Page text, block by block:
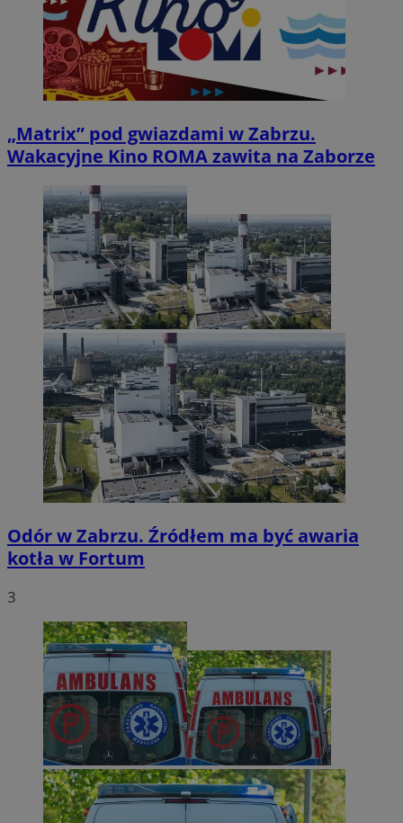
„Matrix” pod gwiazdami w Zabrzu.
Wakacyjne Kino ROMA zawita na Zaborze
Odór w Zabrzu. Źródłem ma być awaria
kotła w Fortum
3